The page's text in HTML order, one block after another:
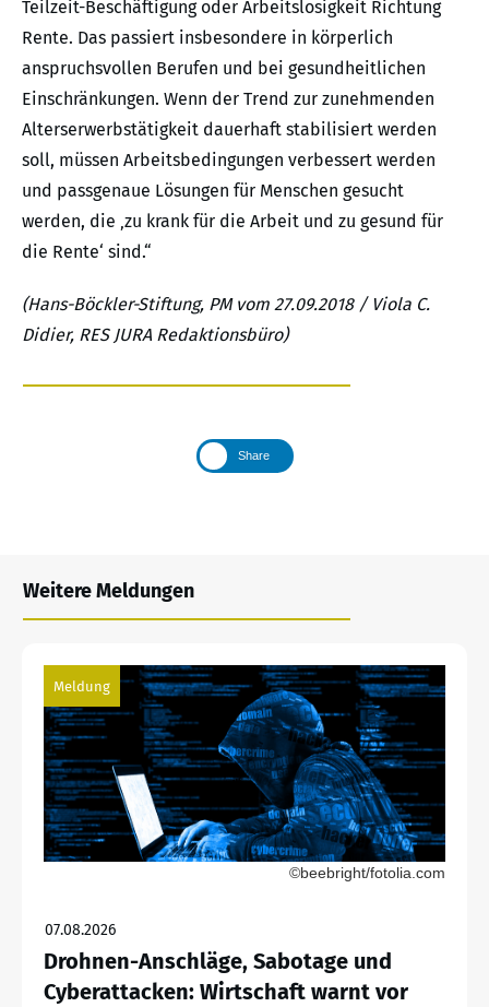
Teilzeit-Beschäftigung oder Arbeitslosigkeit Richtung
Rente. Das passiert insbesondere in körperlich
anspruchsvollen Berufen und bei gesundheitlichen
Einschränkungen. Wenn der Trend zur zunehmenden
Alterserwerbstätigkeit dauerhaft stabilisiert werden
soll, müssen Arbeitsbedingungen verbessert werden
und passgenaue Lösungen für Menschen gesucht
werden, die ‚zu krank für die Arbeit und zu gesund für
die Rente‘ sind.“
(Hans-Böckler-Stiftung, PM vom 27.09.2018 / Viola C.
Didier, RES JURA Redaktionsbüro)
Share
Weitere Meldungen
Meldung
©beebright/fotolia.com
07.08.2026
Drohnen-Anschläge, Sabotage und
Cyberattacken: Wirtschaft warnt vor